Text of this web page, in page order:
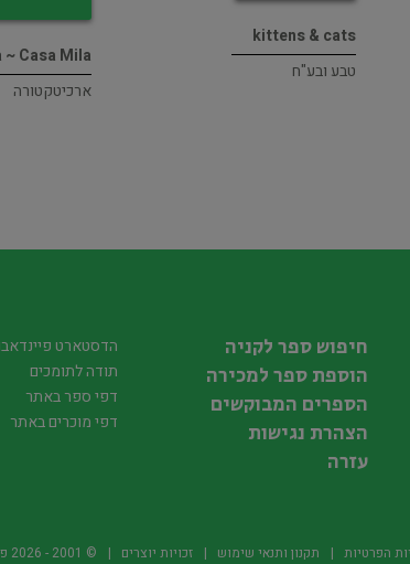
kittens & cats
טבע ובע"ח
~ Casa Mila
ארכיטקטורה
חיפוש ספר לקניה
הוספת ספר למכירה
הספרים המבוקשים
הצהרת נגישות
עזרה
הדסטארט
תודה לתומכים
דפי ספר באתר
דפי מוכרים באתר
הפרטיות תקנון ותנאי שימוש זכויות יוצרים © 2001 -
2026